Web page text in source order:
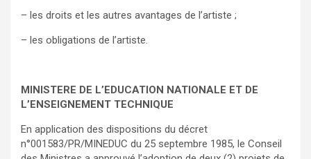
– les droits et les autres avantages de l’artiste ;
– les obligations de l’artiste.
MINISTERE DE L’EDUCATION NATIONALE ET DE
L’ENSEIGNEMENT TECHNIQUE
En application des dispositions du décret
n°001583/PR/MINEDUC du 25 septembre 1985, le Conseil